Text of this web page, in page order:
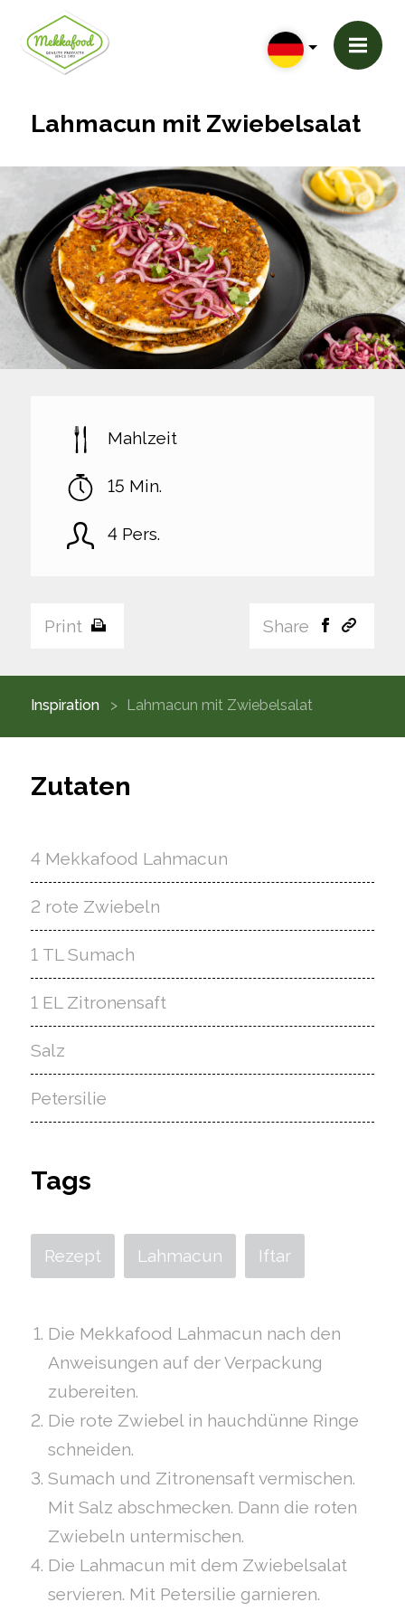
Lahmacun mit Zwiebelsalat
Mahlzeit
15 Min.
4 Pers.
Print Share
Inspiration Lahmacun mit Zwiebelsalat
Zutaten
4 Mekkafood Lahmacun
2 rote Zwiebeln
1 TL Sumach
1 EL Zitronensaft
Salz
Petersilie
Tags
Rezept Lahmacun Iftar
Die Mekkafood Lahmacun nach den
Anweisungen auf der Verpackung
zubereiten.
Die rote Zwiebel in hauchdünne Ringe
schneiden.
Sumach und Zitronensaft vermischen.
Mit Salz abschmecken. Dann die roten
Zwiebeln untermischen.
Die Lahmacun mit dem Zwiebelsalat
servieren. Mit Petersilie garnieren.